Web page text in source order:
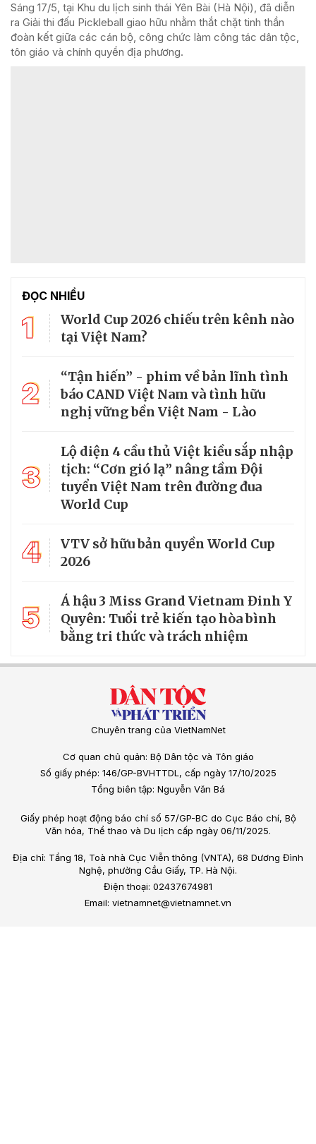
Sáng 17/5, tại Khu du lịch sinh thái Yên Bài (Hà Nội), đã diễn
ra Giải thi đấu Pickleball giao hữu nhằm thắt chặt tinh thần
đoàn kết giữa các cán bộ, công chức làm công tác dân tộc,
tôn giáo và chính quyền địa phương.
ĐỌC NHIỀU
1
World Cup 2026 chiếu trên kênh nào
tại Việt Nam?
2
“Tận hiến” - phim về bản lĩnh tình
báo CAND Việt Nam và tình hữu
nghị vững bền Việt Nam - Lào
3
Lộ diện 4 cầu thủ Việt kiều sắp nhập
tịch: “Cơn gió lạ” nâng tầm Đội
tuyển Việt Nam trên đường đua
World Cup
4
VTV sở hữu bản quyền World Cup
2026
5
Á hậu 3 Miss Grand Vietnam Đinh Y
Quyên: Tuổi trẻ kiến tạo hòa bình
bằng tri thức và trách nhiệm
Chuyên trang của VietNamNet
Cơ quan chủ quản: Bộ Dân tộc và Tôn giáo
Số giấy phép: 146/GP-BVHTTDL, cấp ngày 17/10/2025
Tổng biên tập: Nguyễn Văn Bá
Giấy phép hoạt động báo chí số 57/GP-BC do Cục Báo chí, Bộ
Văn hóa, Thể thao và Du lịch cấp ngày 06/11/2025.
Địa chỉ: Tầng 18, Toà nhà Cục Viễn thông (VNTA), 68 Dương Đình
Nghệ, phường Cầu Giấy, TP. Hà Nội.
Điện thoại: 02437674981
Email: vietnamnet@vietnamnet.vn